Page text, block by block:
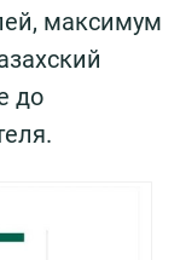
максимум
до